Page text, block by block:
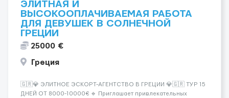
ЭЛИТНАЯ И
ВЫСОКООПЛАЧИВАЕМАЯ РАБОТА
ДЛЯ ДЕВУШЕК В СОЛНЕЧНОЙ
ГРЕЦИИ
25000 €
Греция
🇬🇷💎 ЭЛИТНОЕ ЭСКОРТ-АГЕНТСТВО В ГРЕЦИИ 💎🇬🇷 ТУР 15
ДНЕЙ ОТ 8000-10000€ 🔹 Приглашает привлекательных